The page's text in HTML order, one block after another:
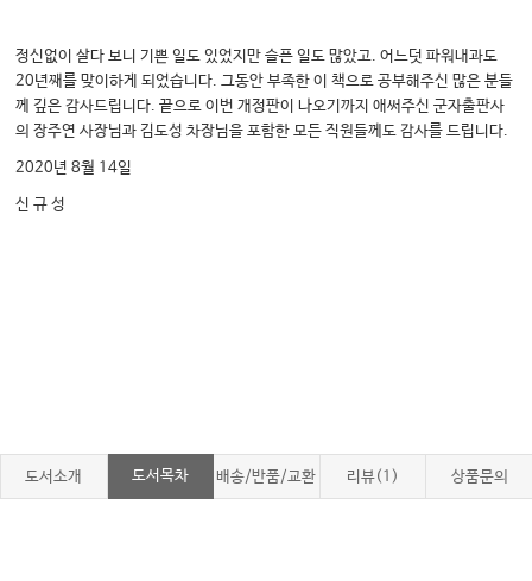
정신없이 살다 보니 기쁜 일도 있었지만 슬픈 일도 많았고. 어느덧 파워내과도
20년째를 맞이하게 되었습니다. 그동안 부족한 이 책으로 공부해주신 많은 분들
께 깊은 감사드립니다. 끝으로 이번 개정판이 나오기까지 애써주신 군자출판사
의 장주연 사장님과 김도성 차장님을 포함한 모든 직원들께도 감사를 드립니다.
2020년 8월 14일
신 규 성
도서소개 도서목차 배송/반품/교환 리뷰(1) 상품문의